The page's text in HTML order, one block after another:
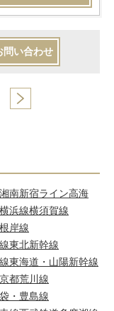
問い合わせ
湘南新宿ライン高海
横浜線横須賀線
岸線
東北新幹線
東海道・山陽新幹線
都荒川線
・豊島線